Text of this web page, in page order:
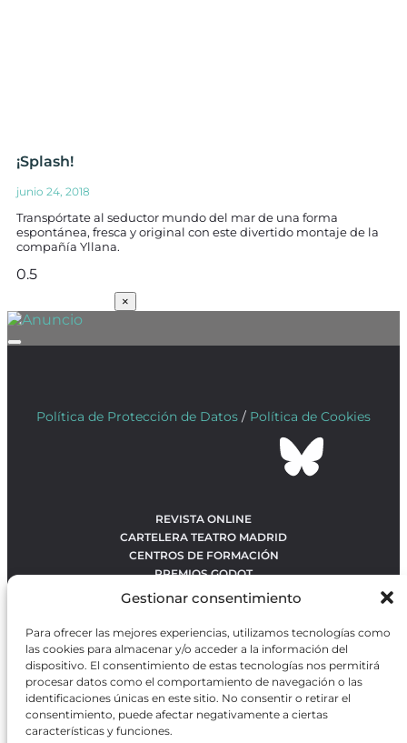
Gestionar consentimiento
Para ofrecer las mejores experiencias, utilizamos tecnologías como
las cookies para almacenar y/o acceder a la información del
dispositivo. El consentimiento de estas tecnologías nos permitirá
procesar datos como el comportamiento de navegación o las
identificaciones únicas en este sitio. No consentir o retirar el
consentimiento, puede afectar negativamente a ciertas
características y funciones.
¡Splash!
junio 24, 2018
Transpórtate al seductor mundo del mar de una forma
espontánea, fresca y original con este divertido montaje de la
compañía Yllana.
×
Política de Protección de Datos / Política de Cookies
REVISTA ONLINE
CARTELERA TEATRO MADRID
CENTROS DE FORMACIÓN
PREMIOS GODOT
CONTACTO
OBRAS MÁS VOTADAS
RANKING MEJORES OBRAS
BÚSQUEDA AVANZADA DE OBRAS